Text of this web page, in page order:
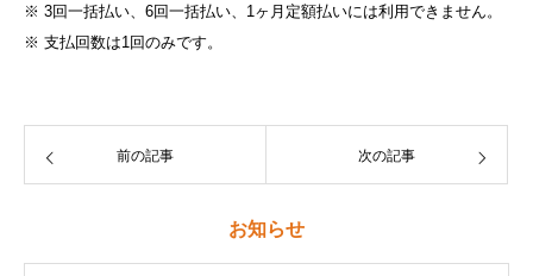
※ 3回一括払い、6回一括払い、1ヶ月定額払いには利用できません。
※ 支払回数は1回のみです。
前の記事 次の記事
お知らせ